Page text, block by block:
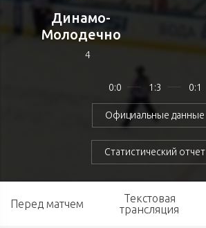
Динамо-
Молодечно
4
0:0 1:3 0:1
Официальные данные
Статистический отчет
Перед матчем
Текстовая
трансляция